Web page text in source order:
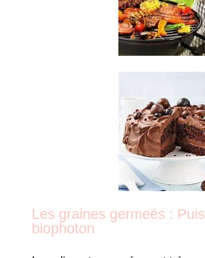
Les graines germeés :
biophoton